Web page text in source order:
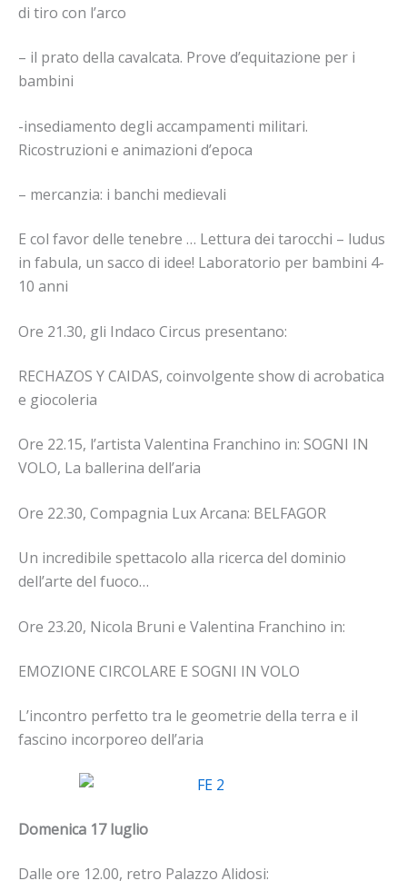
di tiro con l’arco
– il prato della cavalcata. Prove d’equitazione per i
bambini
-insediamento degli accampamenti militari.
Ricostruzioni e animazioni d’epoca
– mercanzia: i banchi medievali
E col favor delle tenebre … Lettura dei tarocchi – ludus
in fabula, un sacco di idee! Laboratorio per bambini 4-
10 anni
Ore 21.30, gli Indaco Circus presentano:
RECHAZOS Y CAIDAS, coinvolgente show di acrobatica
e giocoleria
Ore 22.15, l’artista Valentina Franchino in: SOGNI IN
VOLO, La ballerina dell’aria
Ore 22.30, Compagnia Lux Arcana: BELFAGOR
Un incredibile spettacolo alla ricerca del dominio
dell’arte del fuoco…
Ore 23.20, Nicola Bruni e Valentina Franchino in:
EMOZIONE CIRCOLARE E SOGNI IN VOLO
L’incontro perfetto tra le geometrie della terra e il
fascino incorporeo dell’aria
Domenica 17 luglio
Dalle ore 12.00, retro Palazzo Alidosi: